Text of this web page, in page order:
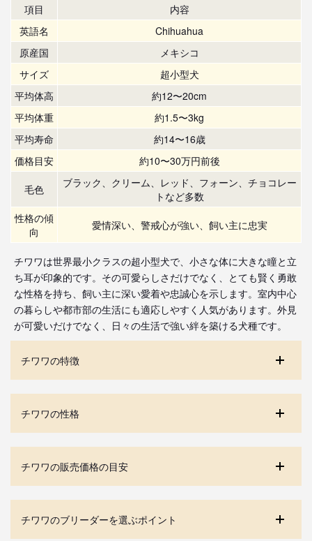
項目
内容
英語名
Chihuahua
原産国
メキシコ
サイズ
超小型犬
平均体高
約12〜20cm
平均体重
約1.5〜3kg
平均寿命
約14〜16歳
価格目安
約10〜30万円前後
毛色
ブラック、クリーム、レッド、フォーン、チョコレー
トなど多数
性格の傾
向
愛情深い、警戒心が強い、飼い主に忠実
チワワは世界最小クラスの超小型犬で、小さな体に大きな瞳と立
ち耳が印象的です。その可愛らしさだけでなく、とても賢く勇敢
な性格を持ち、飼い主に深い愛着や忠誠心を示します。室内中心
の暮らしや都市部の生活にも適応しやすく人気があります。外見
が可愛いだけでなく、日々の生活で強い絆を築ける犬種です。
チワワの特徴
チワワの性格
チワワの販売価格の目安
チワワのブリーダーを選ぶポイント